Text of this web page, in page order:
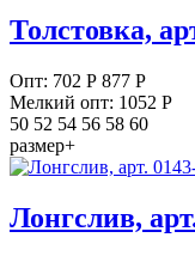
Толстовка,
Опт: 702 Р 877 Р
Мелкий опт: 1052 Р
50 52 54 56 58 60
размер+
Лонгслив,